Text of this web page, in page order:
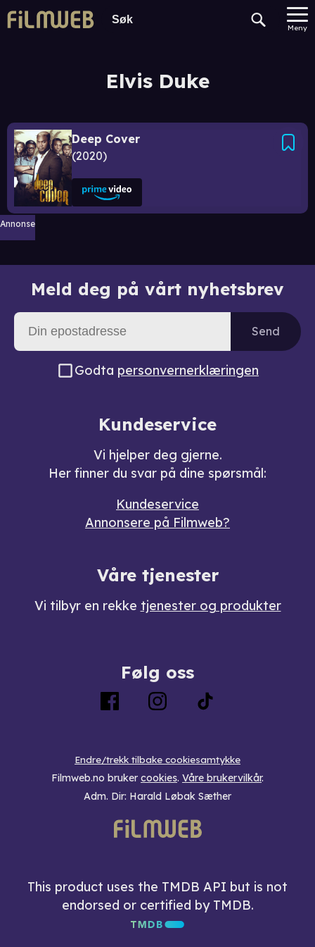
Meny
Elvis Duke
Deep Cover
2020
Annonse
Meld deg på vårt nyhetsbrev
Send
Godta personvernerklæringen
Kundeservice
Vi hjelper deg gjerne.
Her finner du svar på dine spørsmål:
Kundeservice
Annonsere på Filmweb?
Våre tjenester
Vi tilbyr en rekke tjenester og produkter
Følg oss
Endre/trekk tilbake cookiesamtykke
Filmweb.no bruker cookies. Våre brukervilkår.
Adm. Dir: Harald Løbak Sæther
This product uses the TMDB API but is not
endorsed or certified by TMDB.